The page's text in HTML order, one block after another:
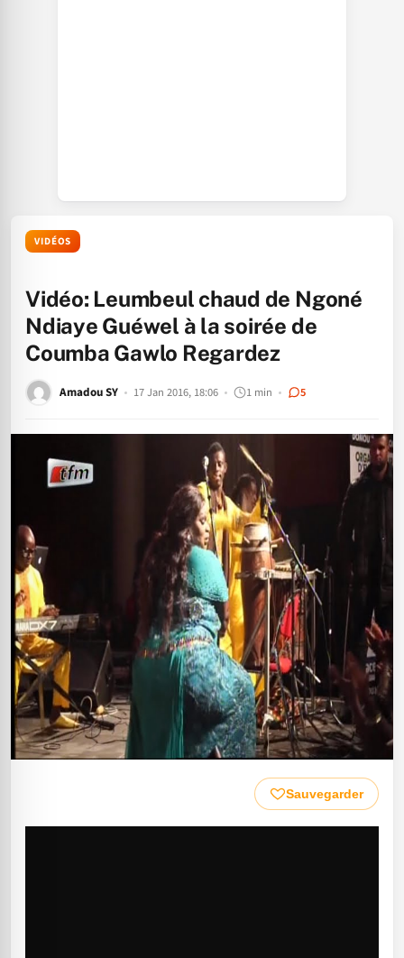
VIDÉOS
Vidéo: Leumbeul chaud de Ngoné
Ndiaye Guéwel à la soirée de
Coumba Gawlo Regardez
Amadou SY 17 Jan 2016, 18:06 1 min 5
Sauvegarder